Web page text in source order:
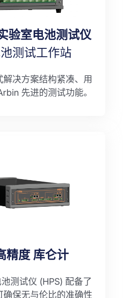
验室电池测试仪
测试工作站
决方案结构紧凑、用
先进的测试功能。
精度 库仑计
测试仪 (HPS) 配备了
确保无与伦比的准确性